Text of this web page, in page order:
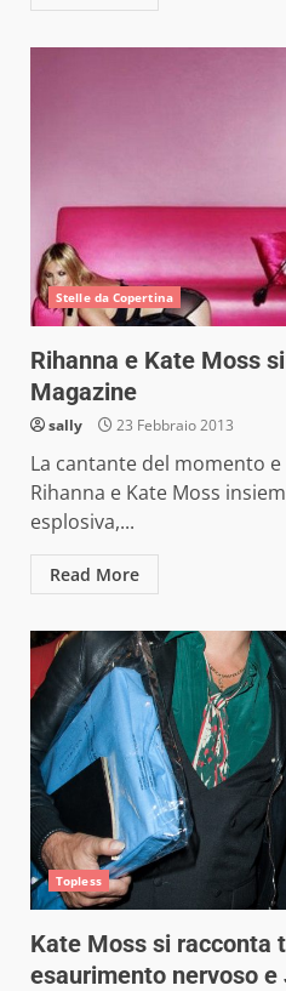
Stelle da Copertina
Rihanna e Kate Moss
Magazine
sally 23 Febbraio 2013
La cantante del momento e
Rihanna e Kate Moss
esplosiva,...
Read More
Topless
Kate Moss si racconta
esaurimento nervoso e